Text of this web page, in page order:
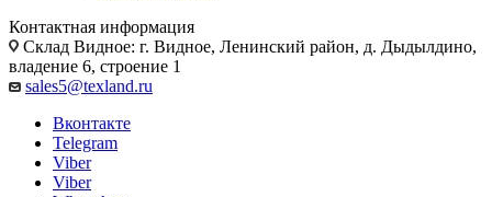
Контактная информация
Склад Видное: г. Видное, Ленинский район, д. Дыдылдино,
владение 6, строение 1
sales5@texland.ru
Вконтакте
Telegram
Viber
Viber